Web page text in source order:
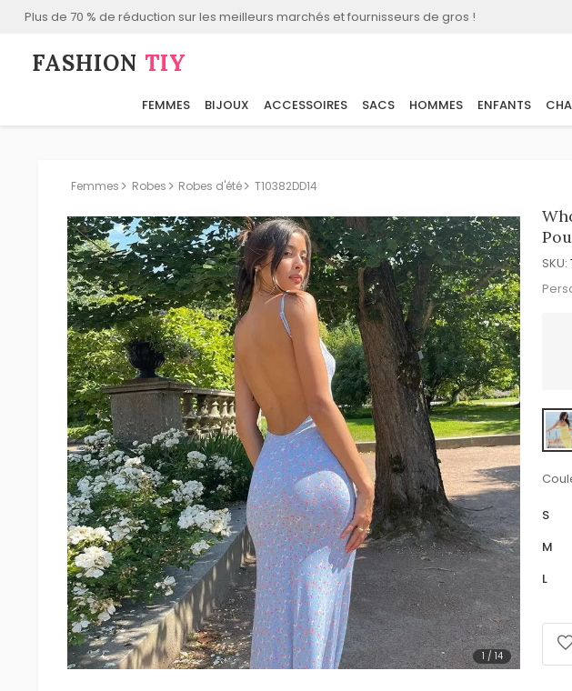
Plus de 70 % de réduction sur les meilleurs marchés et fournisseurs de gros !
FASHION⁠ TIY
FEMMES BIJOUX ACCESSOIRES SACS HOMMES ENFANTS
Femmes Robes Robes d'été T10382DD14
1 / 14
SKU:
S
M
L